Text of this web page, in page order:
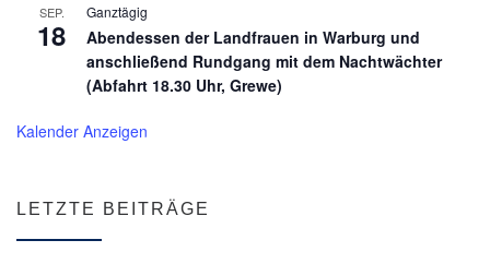
SEP.
18
Ganztägig
Abendessen der Landfrauen in Warburg und
anschließend Rundgang mit dem Nachtwächter
(Abfahrt 18.30 Uhr, Grewe)
Kalender Anzeigen
LETZTE BEITRÄGE